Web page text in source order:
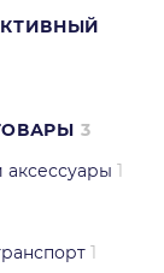
3
аксессуары 1
1